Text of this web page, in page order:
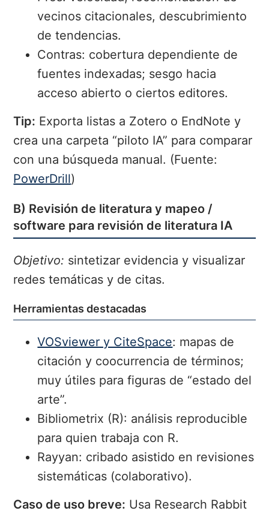
vecinos citacionales, descubrimiento
de tendencias.
Contras: cobertura dependiente de
fuentes indexadas; sesgo hacia
acceso abierto o ciertos editores.
Tip: Exporta listas a Zotero o EndNote y
crea una carpeta “piloto IA” para comparar
con una búsqueda manual. (Fuente:
PowerDrill)
B) Revisión de literatura y mapeo /
software para revisión de literatura IA
Objetivo: sintetizar evidencia y visualizar
redes temáticas y de citas.
Herramientas destacadas
VOSviewer y CiteSpace: mapas de
citación y coocurrencia de términos;
muy útiles para figuras de “estado del
arte”.
Bibliometrix (R): análisis reproducible
para quien trabaja con R.
Rayyan: cribado asistido en revisiones
sistemáticas (colaborativo).
Caso de uso breve: Usa Research Rabbit